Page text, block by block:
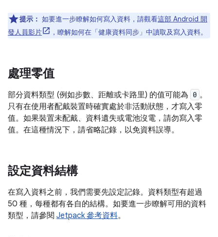
提示： 如要進一步瞭解如何寫入資料，請觀看這部 Android 開
發人員影片
，瞭解如何在「健康資料同步」中讀取及寫入資料。
處理零值
部分資料類型 (例如步數、距離或卡路里) 的值可能為 0 。
只有在使用者配戴裝置時確實處於非活動狀態，才寫入零
值。如果裝置未配戴、資料遺失或電池沒電，請勿寫入零
值。在這種情況下，請省略記錄，以免資料誤導。
設定資料結構
在寫入資料之前，我們需要先設定記錄。資料類型有超過
50 種，每種都有各自的結構。如要進一步瞭解可用的資料
類型，請參閱 Jetpack 參考資料。